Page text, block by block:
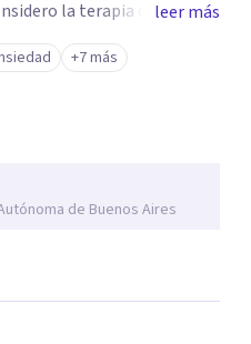
y transformación,
persona para ayudarla de
leer más
+7 más
de Buenos Aires